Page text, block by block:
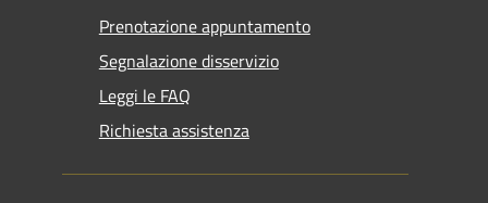
Prenotazione appuntamento
Segnalazione disservizio
Leggi le FAQ
Richiesta assistenza